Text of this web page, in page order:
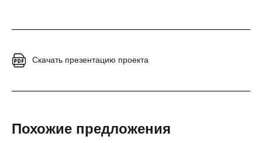
Скачать презентацию проекта
Похожие предложения